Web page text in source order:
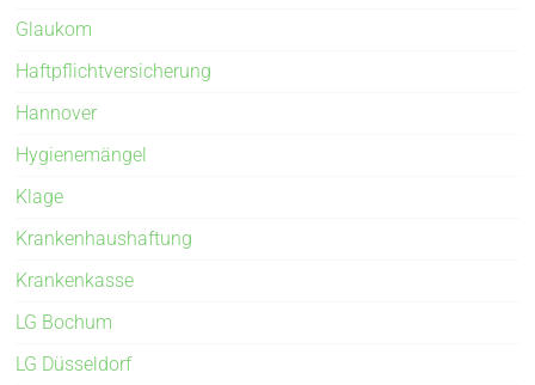
Glaukom
Haftpflichtversicherung
Hannover
Hygienemängel
Klage
Krankenhaushaftung
Krankenkasse
LG Bochum
LG Düsseldorf